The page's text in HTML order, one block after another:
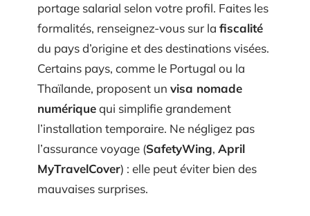
portage salarial selon votre profil. Faites les
formalités, renseignez-vous sur la fiscalité
du pays d’origine et des destinations visées.
Certains pays, comme le Portugal ou la
Thaïlande, proposent un visa nomade
numériquequi simplifie grandement
l’installation temporaire. Ne négligez pas
l’assurance voyage (SafetyWing, April
MyTravelCover) : elle peut éviter bien des
mauvaises surprises.